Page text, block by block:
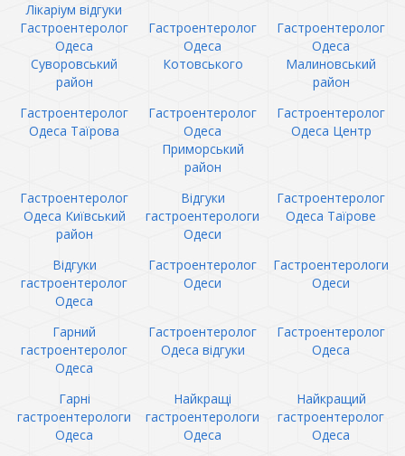
Лікаріум відгуки
Гастроентеролог
Одеса
Суворовський
район
Гастроентеролог
Одеса
Котовського
Гастроентеролог
Одеса
Малиновський
район
Гастроентеролог
Одеса Таїрова
Гастроентеролог
Одеса
Приморський
район
Гастроентеролог
Одеса Центр
Гастроентеролог
Одеса Київський
район
Відгуки
гастроентерологи
Одеси
Гастроентеролог
Одеса Таїрове
Відгуки
гастроентеролог
Одеса
Гастроентеролог
Одеси
Гастроентерологи
Одеси
Гарний
гастроентеролог
Одеса
Гастроентеролог
Одеса відгуки
Гастроентеролог
Одеса
Гарні
гастроентерологи
Одеса
Найкращі
гастроентерологи
Одеса
Найкращий
гастроентеролог
Одеса